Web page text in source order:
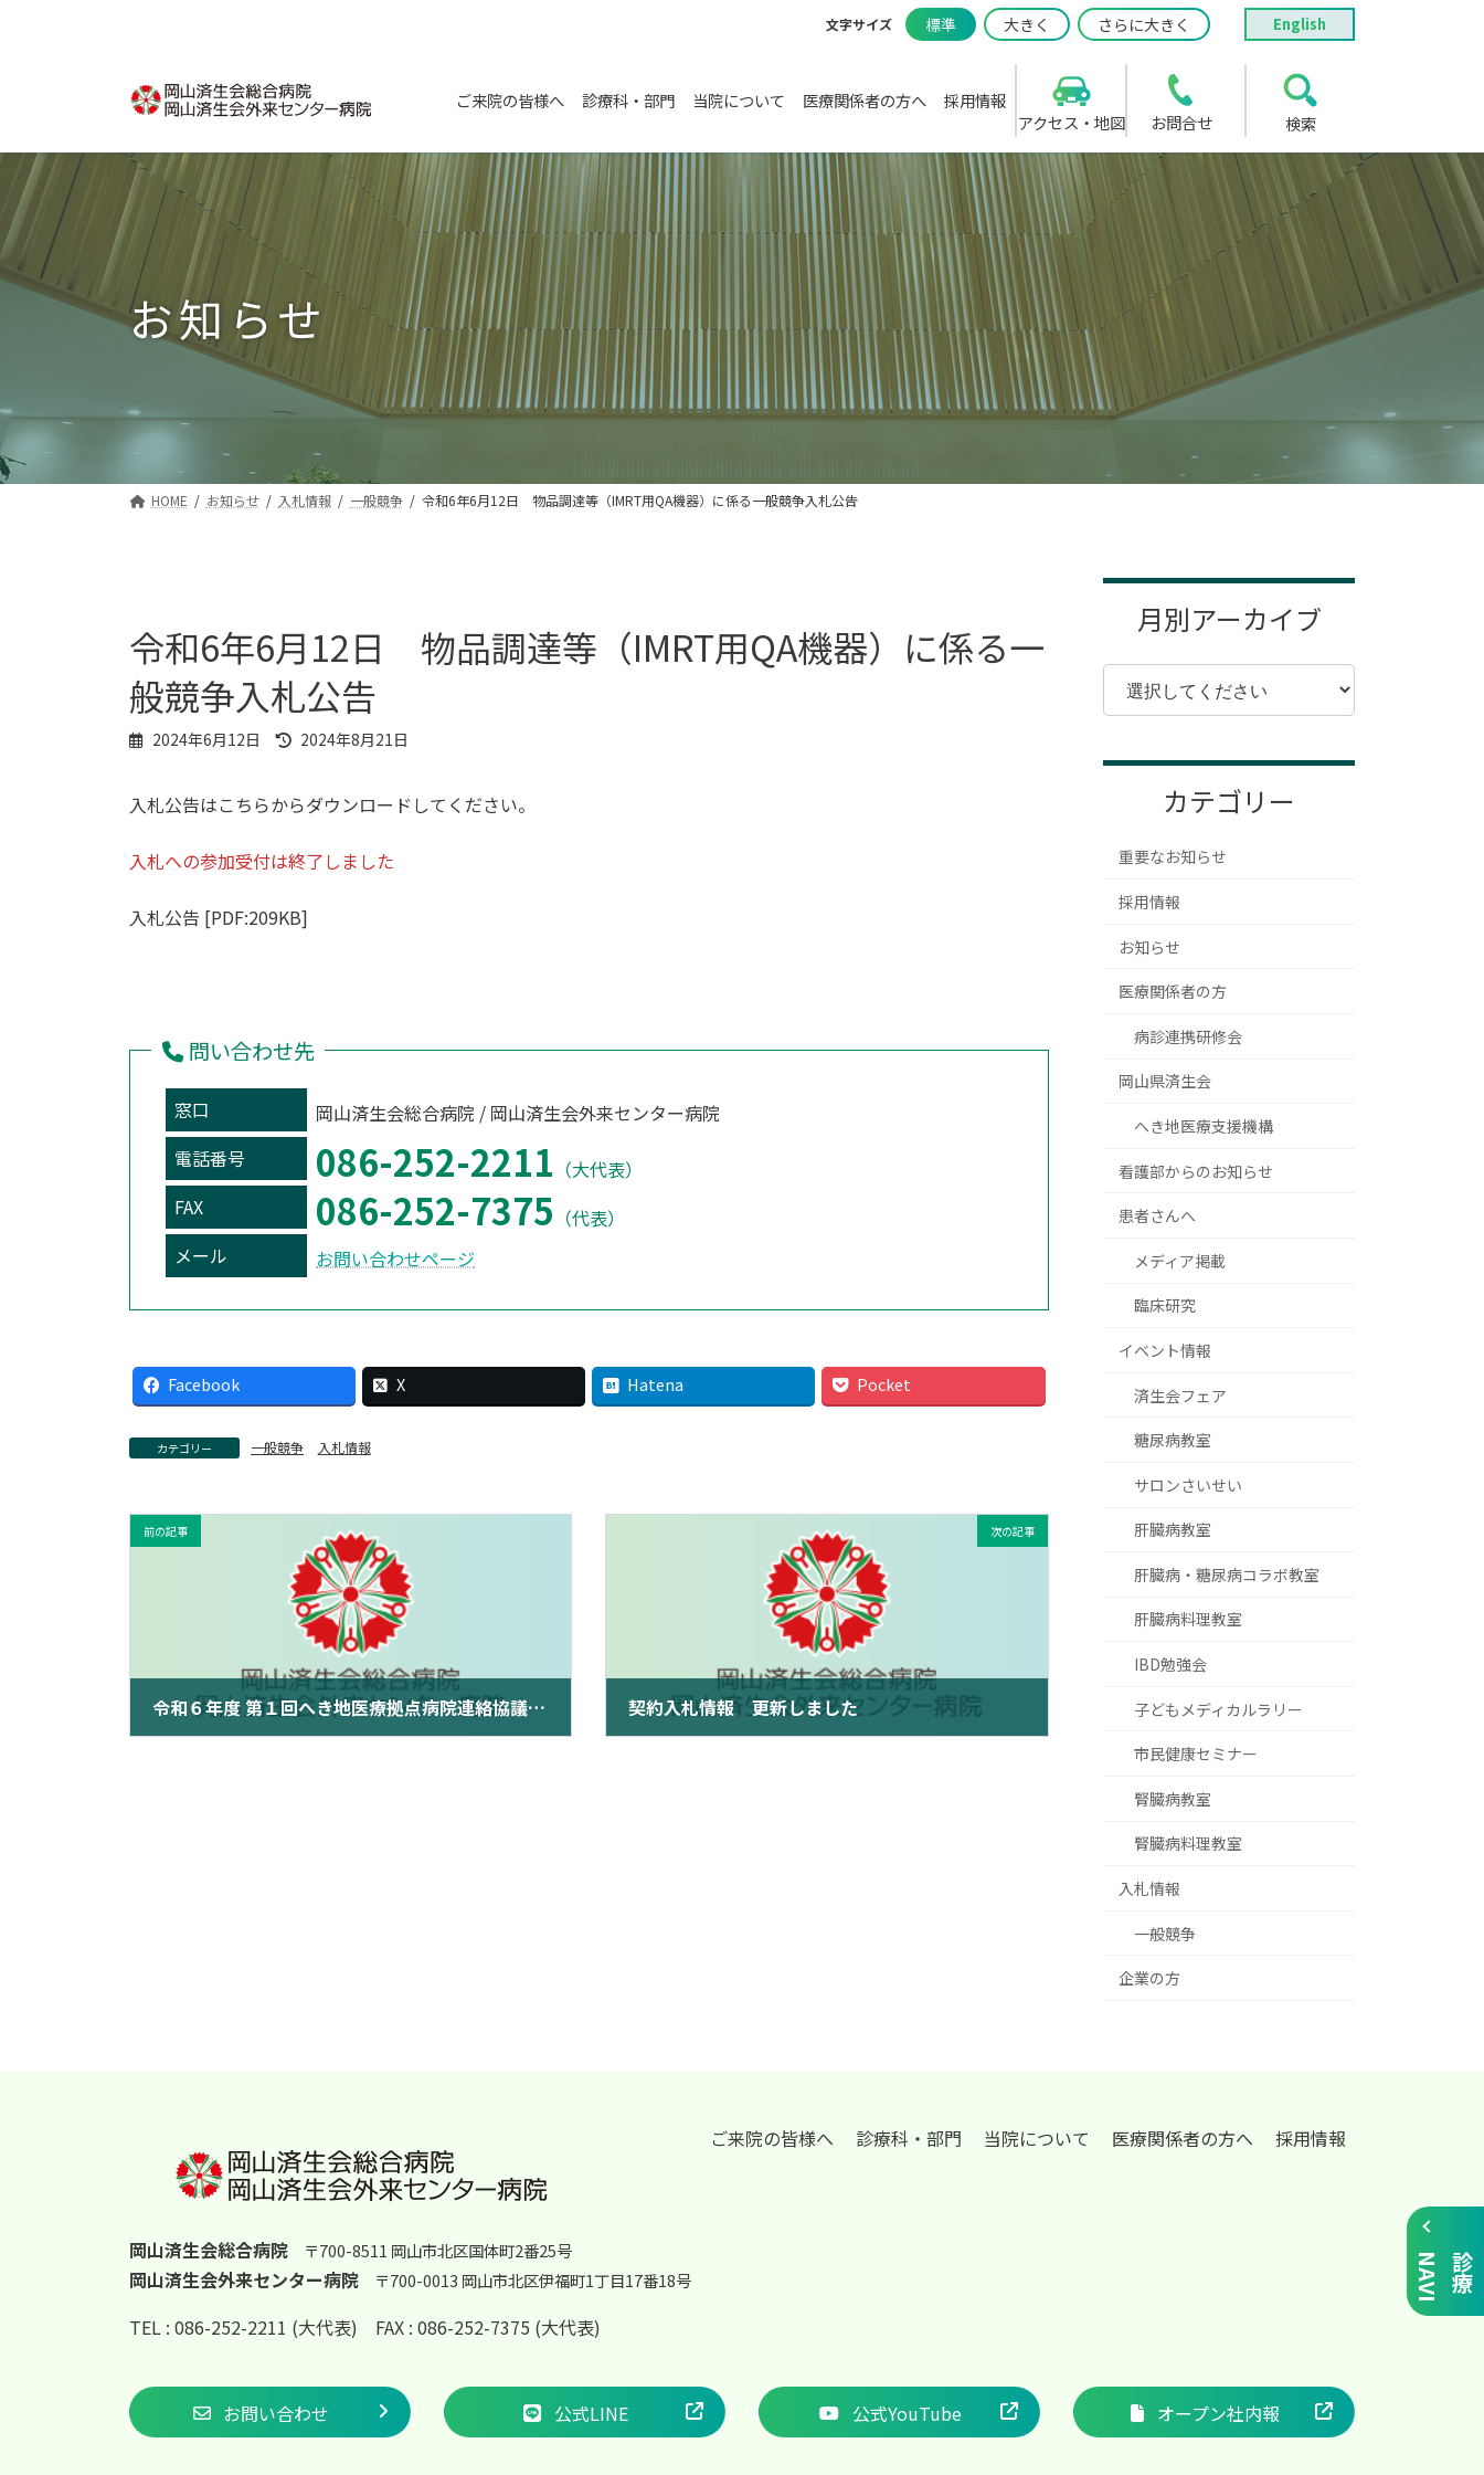
ッ
プ
移
動
文字サイズ 標準 大きく さらに大きく English
検索
ご来院の皆様へ 診療科・部門 当院について 医療関係者の方へ
採用情報
アクセス・地図
お問合せ
診
療
N
A
V
I
お知らせ
HOME お知らせ 入札情報 一般競争 令和6年6月12日 物品調達等（IMRT用QA機器）に係る一般競争入札公告
令和6年6月12日 物品調達等（IMRT用QA機器）に係る一
般競争入札公告
2024年6月12日
最
新
時
:
2024年8月21日
入札公告はこちらからダウンロードしてください。
入札への参加受付は終了しました
入札公告 [PDF:209KB]
問い合わせ先
窓口
岡山済生会総合病院 / 岡山済生会外来センター病院
電話番号
086-252-2211 （大代表）
FAX
086-252-7375 （代表）
メール
お問い合わせページ
Facebook X Hatena Pocket
カテゴリー 一般競争 入札情報
前の記事
令和６年度 第１回へき地医療拠点病院連絡協議会を開催しました！
次の記事
契約入札情報 更新しました
月別アーカイブ
カテゴリー
重要なお知らせ
採用情報
お知らせ
医療関係者の方
病診連携研修会
岡山県済生会
へき地医療支援機構
看護部からのお知らせ
患者さんへ
メディア掲載
臨床研究
イベント情報
済生会フェア
糖尿病教室
サロンさいせい
肝臓病教室
肝臓病・糖尿病コラボ教室
肝臓病料理教室
IBD勉強会
子どもメディカルラリー
市民健康セミナー
腎臓病教室
腎臓病料理教室
入札情報
一般競争
企業の方
岡山済生会総合病院 〒700-8511 岡山市北区国体町2番25号
岡山済生会外来センター病院 〒700-0013 岡山市北区伊福町1丁目17番18号
TEL : 086-252-2211 (大代表) FAX : 086-252-7375 (大代表)
ご来院の皆様へ 診療科・部門 当院について 医療関係者の方へ 採用情報
お問い合わせ 公式LINE 公式YouTube オープン社内報